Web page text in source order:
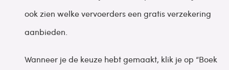
ook zien welke vervoerders een gratis verzekering
aanbieden.
Wanneer je de keuze hebt gemaakt, klik je op “Boek